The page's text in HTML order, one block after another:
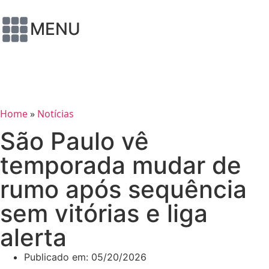
MENU
Home» Notícias
São Paulo vê
temporada mudar de
rumo após sequência
sem vitórias e liga
alerta
Publicado em: 05/20/2026